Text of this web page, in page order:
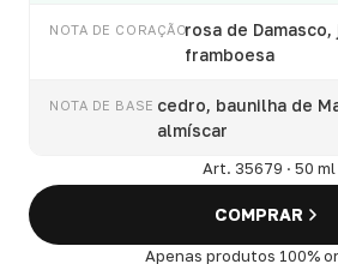
NOTA DE CORAÇÃOrosa de Damasco,
framboesa
NOTA DE BASE cedro, baunilha de
almíscar
Art. 35679 · 50 ml
COMPRAR
Apenas produtos 100%